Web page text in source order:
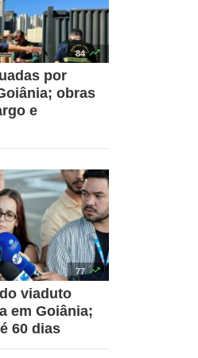
84 
por
obras
e
77 
viaduto
em Goiânia;
60 dias